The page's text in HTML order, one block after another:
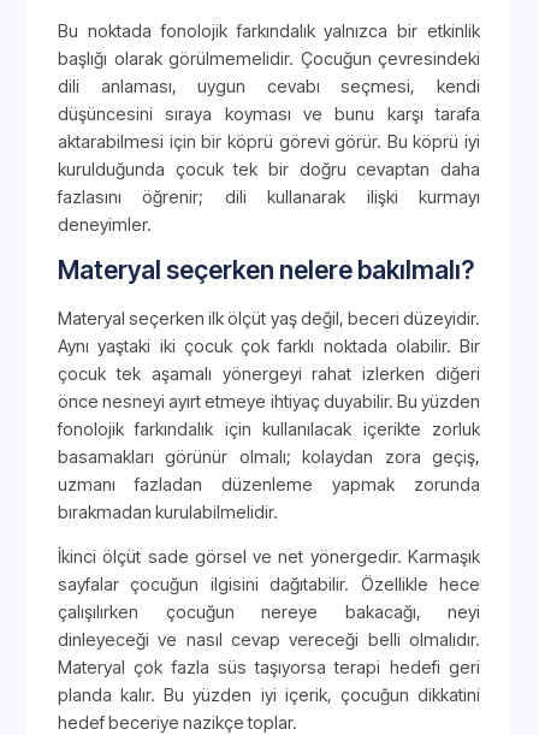
Bu noktada fonolojik farkındalık yalnızca bir etkinlik
başlığı olarak görülmemelidir. Çocuğun çevresindeki
dili anlaması, uygun cevabı seçmesi, kendi
düşüncesini sıraya koyması ve bunu karşı tarafa
aktarabilmesi için bir köprü görevi görür. Bu köprü iyi
kurulduğunda çocuk tek bir doğru cevaptan daha
fazlasını öğrenir; dili kullanarak ilişki kurmayı
deneyimler.
Materyal seçerken nelere bakılmalı?
Materyal seçerken ilk ölçüt yaş değil, beceri düzeyidir.
Aynı yaştaki iki çocuk çok farklı noktada olabilir. Bir
çocuk tek aşamalı yönergeyi rahat izlerken diğeri
önce nesneyi ayırt etmeye ihtiyaç duyabilir. Bu yüzden
fonolojik farkındalık için kullanılacak içerikte zorluk
basamakları görünür olmalı; kolaydan zora geçiş,
uzmanı fazladan düzenleme yapmak zorunda
bırakmadan kurulabilmelidir.
İkinci ölçüt sade görsel ve net yönergedir. Karmaşık
sayfalar çocuğun ilgisini dağıtabilir. Özellikle hece
çalışılırken çocuğun nereye bakacağı, neyi
dinleyeceği ve nasıl cevap vereceği belli olmalıdır.
Materyal çok fazla süs taşıyorsa terapi hedefi geri
planda kalır. Bu yüzden iyi içerik, çocuğun dikkatini
hedef beceriye nazikçe toplar.